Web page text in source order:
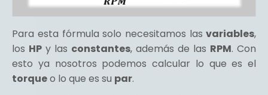
Para esta fórmula solo necesitamos las variables,
los HP y las constantes, además de las RPM. Con
esto ya nosotros podemos calcular lo que es el
torqueo lo que es su par.